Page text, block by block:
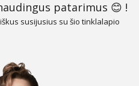
patarimus 😊 !
susijusius su šio tinklalapio